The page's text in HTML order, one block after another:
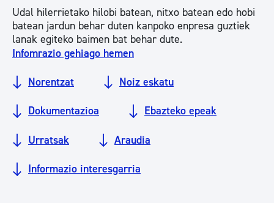
Udal hilerrietako hilobi batean, nitxo batean edo hobi
batean jardun behar duten kanpoko enpresa guztiek
lanak egiteko baimen bat behar dute.
Infomrazio gehiago hemen
Norentzat Noiz eskatu
Dokumentazioa Ebazteko epeak
Urratsak Araudia
Informazio interesgarria